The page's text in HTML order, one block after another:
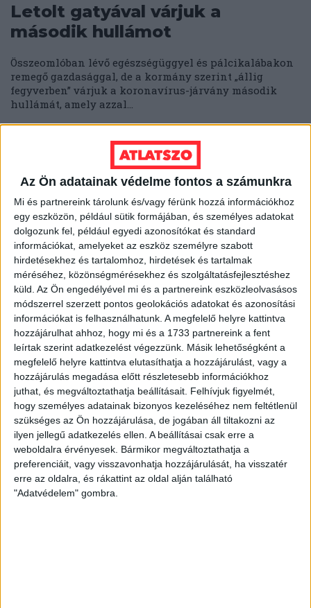
Az Ön adatainak védelme fontos a számunkra
Mi és partnereink tárolunk és/vagy férünk hozzá információkhoz
egy eszközön, például sütik formájában, és személyes adatokat
dolgozunk fel, például egyedi azonosítókat és standard
információkat, amelyeket az eszköz személyre szabott
hirdetésekhez és tartalomhoz, hirdetések és tartalmak
méréséhez, közönségmérésekhez és szolgáltatásfejlesztéshez
küld. Az Ön engedélyével mi és a partnereink eszközleolvasásos
módszerrel szerzett pontos geolokációs adatokat és azonosítási
információkat is felhasználhatunk. A megfelelő helyre kattintva
hozzájárulhat ahhoz, hogy mi és a 1733 partnereink a fent
leírtak szerint adatkezelést végezzünk. Másik lehetőségként a
megfelelő helyre kattintva elutasíthatja a hozzájárulást, vagy a
hozzájárulás megadása előtt részletesebb információkhoz
juthat, és megváltoztathatja beállításait. Felhívjuk figyelmét,
hogy személyes adatainak bizonyos kezeléséhez nem feltétlenül
szükséges az Ön hozzájárulása, de jogában áll tiltakozni az
ilyen jellegű adatkezelés ellen. A beállításai csak erre a
weboldalra érvényesek. Bármikor megváltoztathatja a
preferenciáit, vagy visszavonhatja hozzájárulását, ha visszatér
erre az oldalra, és rákattint az oldal alján található
"Adatvédelem" gombra.
Letolt gatyával várjuk a
második hullámot
Összeomlóban lévő egészségüggyel és pálcikalábakon
remegő gazdasággal, de a kormány szerint „állig
fegyverben” várjuk a koronavírus-járvány második
hullámát, amely azzal...
KAPCSOLÓDÓ CIKKEK
2023. május 24.
Schmidt Mária 10 legdurvább Amerika-
ellenes kirohanása
2023. január 19.
Mesterséges Intelligencia:
Magyarországon a korrupció veszélyt
jelent a közvagyonra
2022. november 16.
A kormány megvádolta az ellenzéket a
kalocsai szülészet bezárásával, majd
bezárta, aztán kinyitotta
2022. szeptember 29.
A Fradi támogatására azért futotta a
félévet 81 milliárdos veszteséggel záró
MVM-nek